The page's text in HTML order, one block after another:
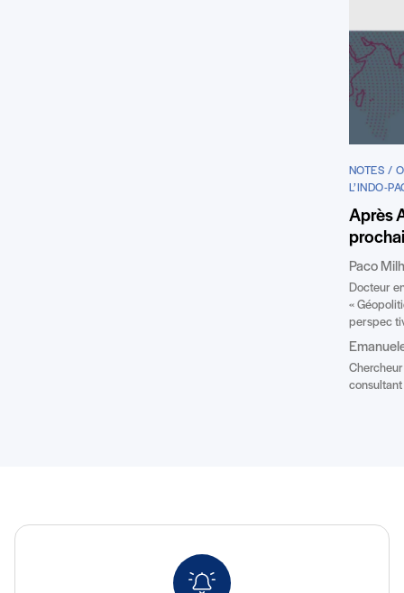
NOTES /
L’INDO-
Après
Paco
Docteur
«
perspec